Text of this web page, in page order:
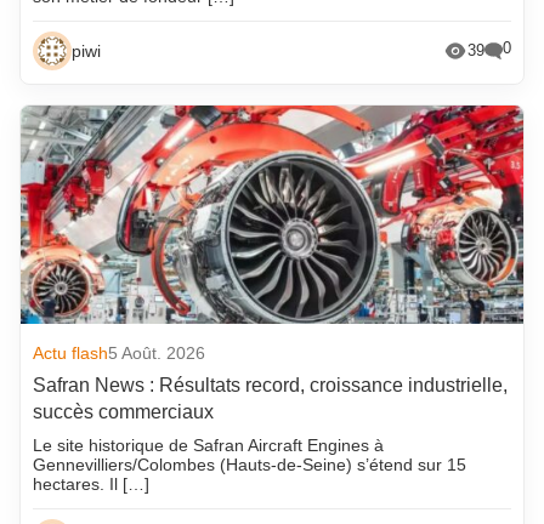
piwi 39 0
Actu flash5 Août. 2026
Safran News : Résultats record, croissance industrielle,
succès commerciaux
Le site historique de Safran Aircraft Engines à
Gennevilliers/Colombes (Hauts-de-Seine) s’étend sur 15
hectares. Il […]